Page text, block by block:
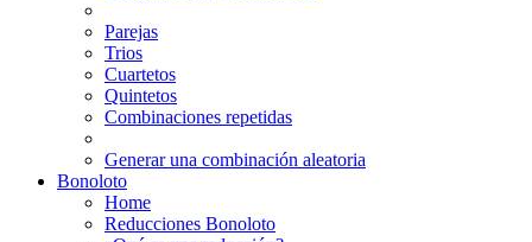
Parejas
Trios
Cuartetos
Quintetos
Combinaciones repetidas
Generar una combinación aleatoria
Bonoloto
Home
Reducciones Bonoloto